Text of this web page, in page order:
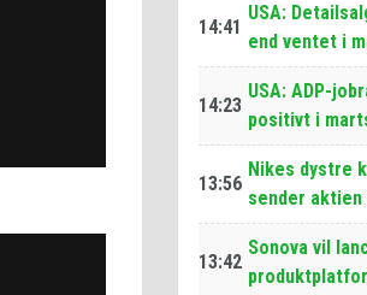
14:41
USA:
end ventet i
14:23
USA: ADP-
positivt i
13:56
Nikes dystre
sender
13:42
Sonova vil